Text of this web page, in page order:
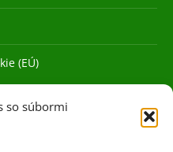
so súbormi
(EÚ)